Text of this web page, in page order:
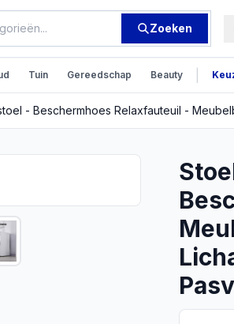
Zoeken
Tuin Gereedschap Beauty
- Beschermhoes Relaxfauteuil -